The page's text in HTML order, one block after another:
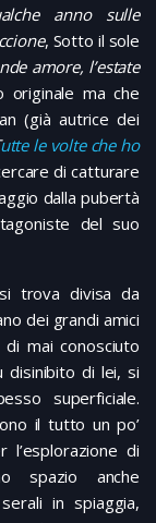
anno sulle
, Sotto il sole
amore, l’estate
originale ma che
(già autrice dei
utte le volte che ho
di catturare
dalla pubertà
del suo
trova divisa da
dei grandi amici
mai conosciuto
disinibito di lei, si
superficiale.
il tutto un po’
l’esplorazione di
spazio anche
in spiaggia,